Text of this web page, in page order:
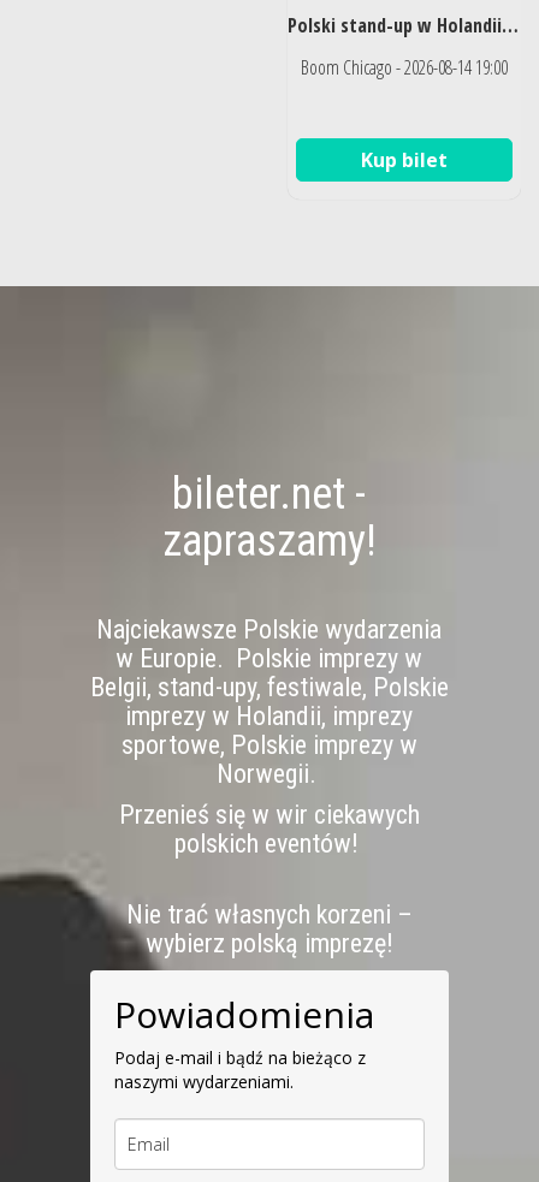
Polski stand-up w Holandii: Rejent, Zalewski | sierpień 2026
Boom Chicago - 2026-08-14 19:00
Kup bilet
bileter.net -
zapraszamy!
Najciekawsze Polskie wydarzenia
w Europie. Polskie imprezy w
Belgii, stand-upy, festiwale, Polskie
imprezy w Holandii, imprezy
sportowe, Polskie imprezy w
Norwegii.
Przenieś się w wir ciekawych
polskich eventów!
Nie trać własnych korzeni –
wybierz polską imprezę!
Powiadomienia
Podaj e-mail i bądź na bieżąco z
naszymi wydarzeniami.